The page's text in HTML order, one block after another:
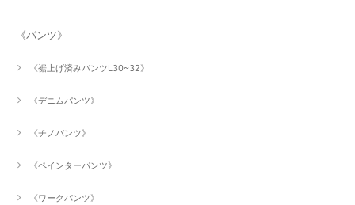
《パンツ》
《裾上げ済みパンツL30~32》
《デニムパンツ》
《チノパンツ》
《ペインターパンツ》
《ワークパンツ》